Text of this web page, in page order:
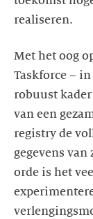
realiseren.
Met het oog
Taskforce –
robuust
van een
registry de
gegevens van
orde is het